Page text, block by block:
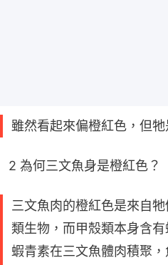
雖然看起來偏橙紅色，但牠
2 為何三文魚身是橙紅色？
三文魚肉的橙紅色是來自
類生物，而甲殼類本身含
蝦青素在三文魚體肉積聚